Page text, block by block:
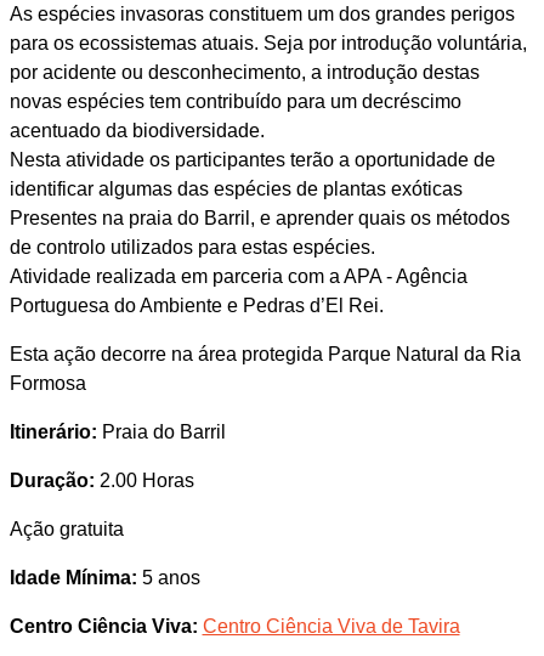
As espécies invasoras constituem um dos grandes perigos
para os ecossistemas atuais. Seja por introdução voluntária,
por acidente ou desconhecimento, a introdução destas
novas espécies tem contribuído para um decréscimo
acentuado da biodiversidade.
Nesta atividade os participantes terão a oportunidade de
identificar algumas das espécies de plantas exóticas
Presentes na praia do Barril, e aprender quais os métodos
de controlo utilizados para estas espécies.
Atividade realizada em parceria com a APA - Agência
Portuguesa do Ambiente e Pedras d’El Rei.
Esta ação decorre na área protegida Parque Natural da Ria
Formosa
Itinerário: Praia do Barril
Duração: 2.00 Horas
Ação gratuita
Idade Mínima: 5 anos
Centro Ciência Viva: Centro Ciência Viva de Tavira